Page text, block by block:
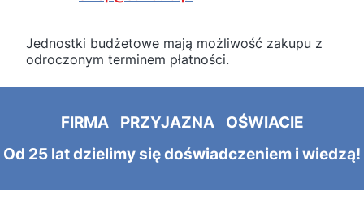
Jednostki budżetowe mają możliwość zakupu z
odroczonym terminem płatności.
FIRMA PRZYJAZNA OŚWIACIE
Od 25 lat dzielimy się doświadczeniem i wiedzą!